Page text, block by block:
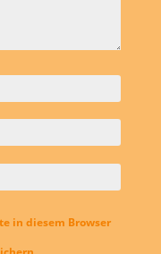
in diesem Browser